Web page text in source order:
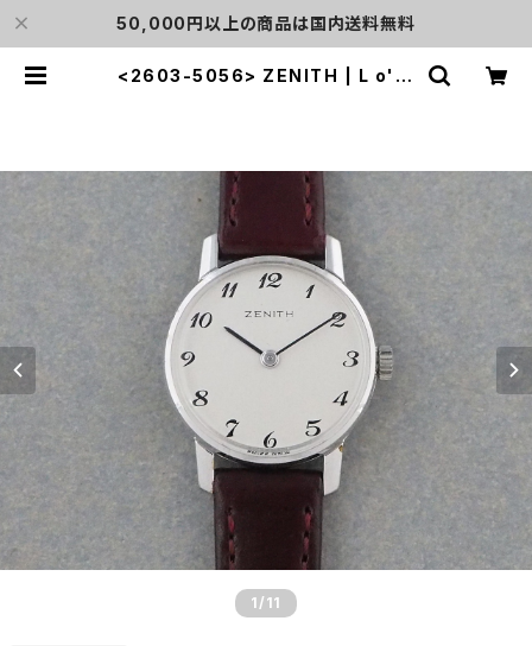
50,000円以上の商品は国内送料無料
<2603-5056> ZENITH | L o'cl
1 /11